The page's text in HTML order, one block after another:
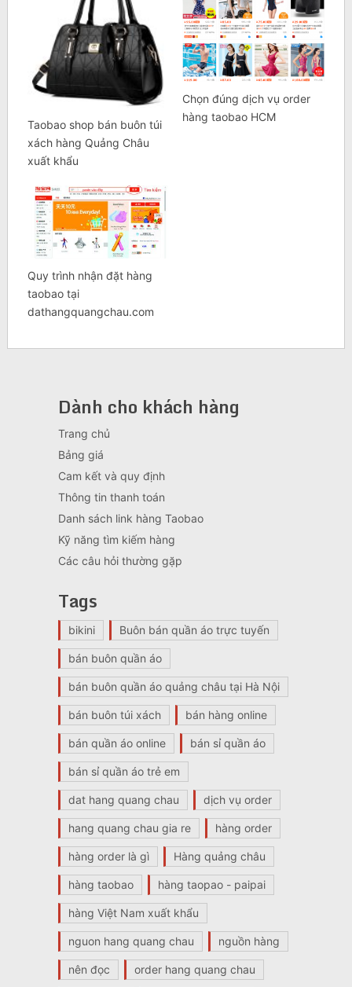
Taobao shop bán buôn túi
xách hàng Quảng Châu
xuất khẩu
Chọn đúng dịch vụ order
hàng taobao HCM
Quy trình nhận đặt hàng
taobao tại
dathangquangchau.com
Dành cho khách hàng
Trang chủ
Bảng giá
Cam kết và quy định
Thông tin thanh toán
Danh sách link hàng Taobao
Kỹ năng tìm kiếm hàng
Các câu hỏi thường gặp
Tags
bikini Buôn bán quần áo trực tuyến
bán buôn quần áo
bán buôn quần áo quảng châu tại Hà Nội
bán buôn túi xách bán hàng online
bán quần áo online bán sỉ quần áo
bán sỉ quần áo trẻ em
dat hang quang chau dịch vụ order
hang quang chau gia re hàng order
hàng order là gì Hàng quảng châu
hàng taobao hàng taopao - paipai
hàng Việt Nam xuất khẩu
nguon hang quang chau nguồn hàng
nên đọc order hang quang chau